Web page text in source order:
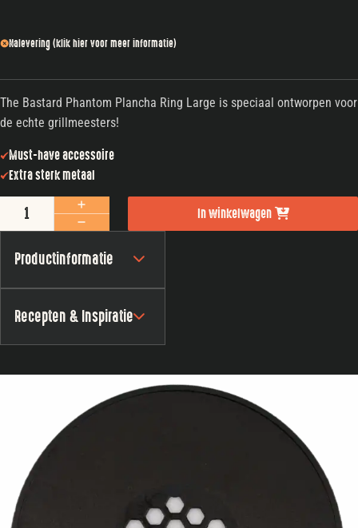
Nalevering (klik hier voor meer informatie)
The Bastard Phantom Plancha Ring Large is speciaal ontworpen voor
de echte grillmeesters!
Must-have accessoire
Extra sterk metaal
The Bastard Phantom Plancha Ring Compact 33 cm aantal
In winkelwagen
Productinformatie
Recepten & Inspiratie